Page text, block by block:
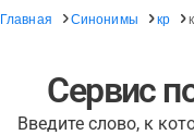
Главная Синонимы кр
Сервис
Введите слово, к